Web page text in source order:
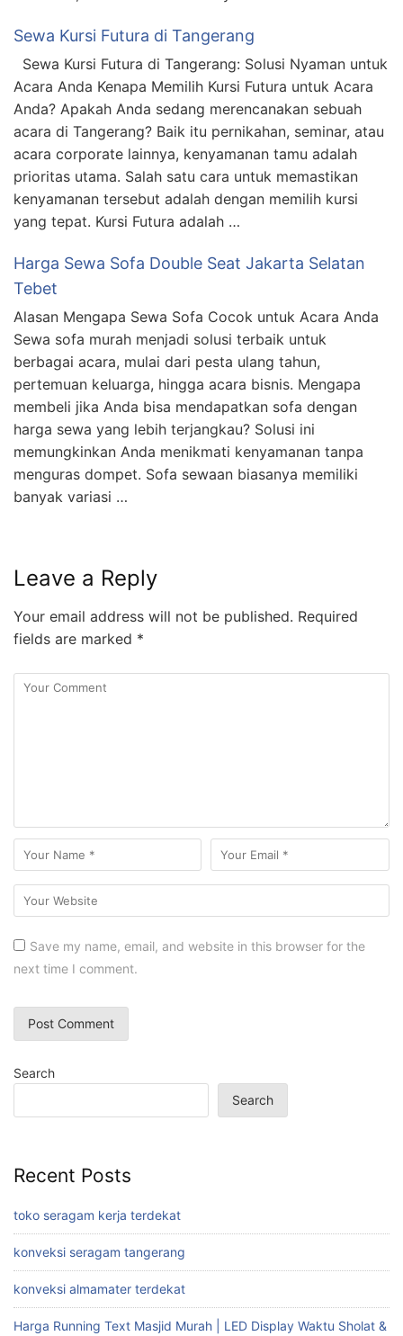
Sewa Kursi Futura di Tangerang
Sewa Kursi Futura di Tangerang: Solusi Nyaman untuk
Acara Anda Kenapa Memilih Kursi Futura untuk Acara
Anda? Apakah Anda sedang merencanakan sebuah
acara di Tangerang? Baik itu pernikahan, seminar, atau
acara corporate lainnya, kenyamanan tamu adalah
prioritas utama. Salah satu cara untuk memastikan
kenyamanan tersebut adalah dengan memilih kursi
yang tepat. Kursi Futura adalah …
Harga Sewa Sofa Double Seat Jakarta Selatan
Tebet
Alasan Mengapa Sewa Sofa Cocok untuk Acara Anda
Sewa sofa murah menjadi solusi terbaik untuk
berbagai acara, mulai dari pesta ulang tahun,
pertemuan keluarga, hingga acara bisnis. Mengapa
membeli jika Anda bisa mendapatkan sofa dengan
harga sewa yang lebih terjangkau? Solusi ini
memungkinkan Anda menikmati kenyamanan tanpa
menguras dompet. Sofa sewaan biasanya memiliki
banyak variasi …
Leave a Reply
Your email address will not be published. Required
fields are marked *
Save my name, email, and website in this browser for the
next time I comment.
Search
Search
Recent Posts
toko seragam kerja terdekat
konveksi seragam tangerang
konveksi almamater terdekat
Harga Running Text Masjid Murah | LED Display Waktu Sholat &